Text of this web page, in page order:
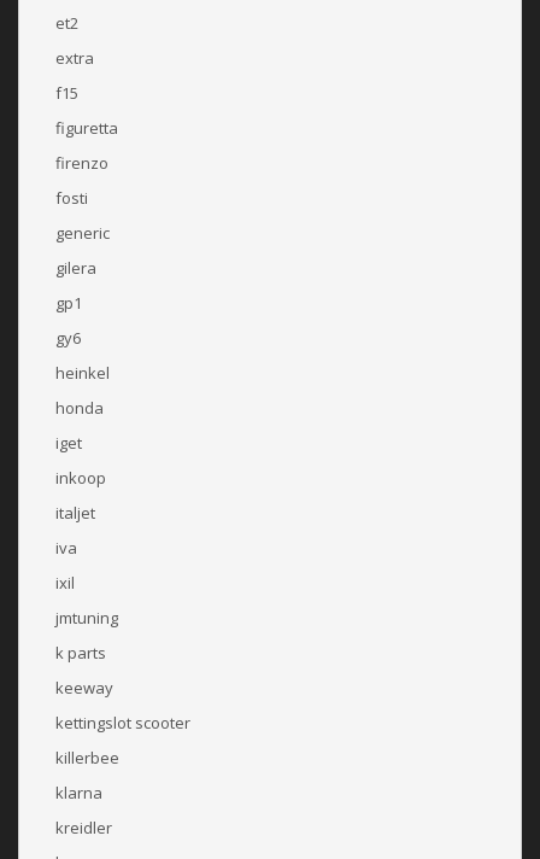
et2
extra
f15
figuretta
firenzo
fosti
generic
gilera
gp1
gy6
heinkel
honda
iget
inkoop
italjet
iva
ixil
jmtuning
k parts
keeway
kettingslot scooter
killerbee
klarna
kreidler